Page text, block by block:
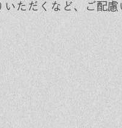
ただくなど、ご配